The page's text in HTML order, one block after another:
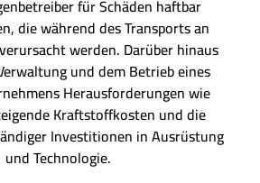
für Schäden haftbar
die während des Transports an
werden. Darüber hinaus
und dem Betrieb eines
Herausforderungen wie
Kraftstoffkosten und die
Investitionen in Ausrüstung
und Technologie.